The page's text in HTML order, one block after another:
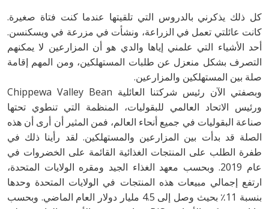
كل ذلك يذكرني بالدروس التي تلقيتها عندما كنت فتاة صغيرة.
كانت عائلتي تعمل في الزراعة، ونشأت في مزرعة في ويسكنسن.
أحد الأشياء التي علمني إياها والدي هو أن المزارعين لا يمكنهم
التصرف بشكل منعزل عن طلبات المستهلكين، ومن المهم إقامة
صلة بين المستهلكين والمزارعين.
وبصفتي الآن رئيس شركتنا العائلية Chippewa Valley Bean
ورئيس الاتحاد العالمي للبقوليات، المنظمة التي تنطوي تحتها
صناعة البقوليات في جميع أنحاء العالم، فمن المثير أن أرى أن هذه
الصلة قد بدأت بين المزارعين والمستهلكين. لقد رأينا ذلك في
طفرة الطلب على المنتجات الغذائية القائمة على الخضروات في
عام 2019. وبحسب معهد الغذاء الجيد ومقره الولايات المتحدة،
ارتفع إجمالي مبيعات هذه المنتجات في الولايات المتحدة وحدها
بنسبة 11٪ بحيث وصل إلى 4.5 مليار دولار العام الماضي. وبحسب